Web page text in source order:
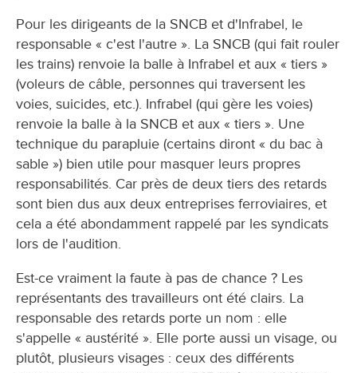
Pour les dirigeants de la SNCB et d'Infrabel, le
responsable « c'est l'autre ». La SNCB (qui fait rouler
les trains) renvoie la balle à Infrabel et aux « tiers »
(voleurs de câble, personnes qui traversent les
voies, suicides, etc.). Infrabel (qui gère les voies)
renvoie la balle à la SNCB et aux « tiers ». Une
technique du parapluie (certains diront « du bac à
sable ») bien utile pour masquer leurs propres
responsabilités. Car près de deux tiers des retards
sont bien dus aux deux entreprises ferroviaires, et
cela a été abondamment rappelé par les syndicats
lors de l'audition.
Est-ce vraiment la faute à pas de chance ? Les
représentants des travailleurs ont été clairs. La
responsable des retards porte un nom : elle
s'appelle « austérité ». Elle porte aussi un visage, ou
plutôt, plusieurs visages : ceux des différents